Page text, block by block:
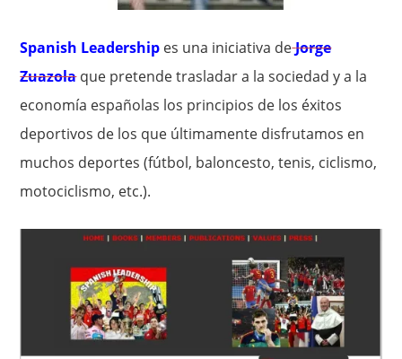
Spanish Leadership es una iniciativa deJorge
Zuazolaque pretende trasladar a la sociedad y a la
economía españolas los principios de los éxitos
deportivos de los que últimamente disfrutamos en
muchos deportes (fútbol, baloncesto, tenis, ciclismo,
motociclismo, etc.).